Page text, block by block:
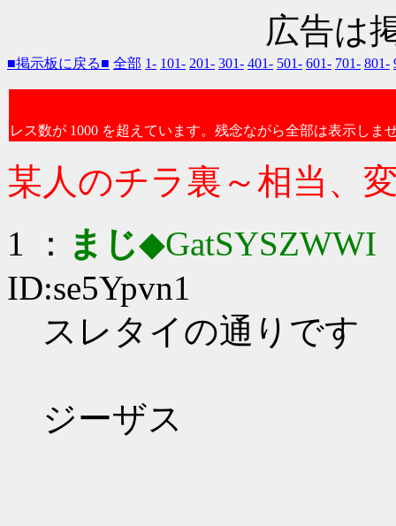
広告は
■掲示板に戻る■ 全部 1- 101- 201- 301- 401- 501- 601- 701- 801-
レス数が 1000 を超えています。残念ながら全部は表示しま
某人のチラ裏～相当、
1 ： まじ◆GatSYSZWWI
ID:se5Ypvn1
スレタイの通りです
ジーザス